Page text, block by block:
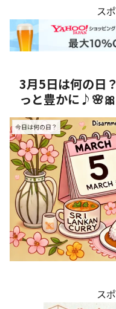
ス
3月5日は何の日
っと豊かに♪🌸🎀
今日は何の日？
ス